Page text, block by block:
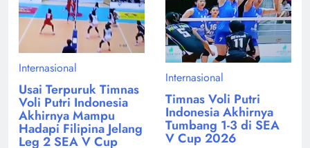
Internasional
Usai Terpuruk Timnas
Voli Putri Indonesia
Akhirnya Mampu
Hadapi Filipina Jelang
Leg 2 SEA V Cup
Internasional
Timnas Voli Putri
Indonesia Akhirnya
Tumbang 1-3 di SEA
V Cup 2026